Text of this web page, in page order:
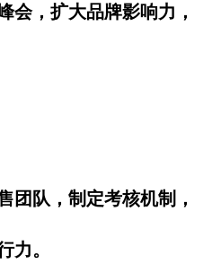
会，扩大品牌影响力，
团队，制定考核机制，
力。